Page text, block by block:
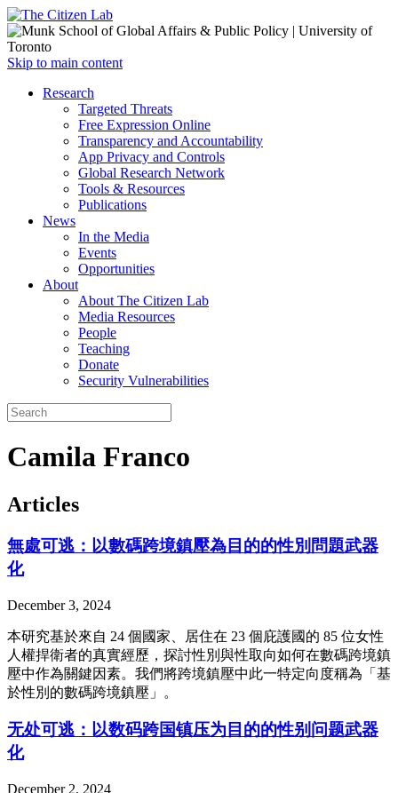
Open
menu
Skip to main content
Close
Research
Targeted Threats
Free Expression Online
Transparency and Accountability
App Privacy and Controls
Global Research Network
Tools & Resources
Publications
News
In the Media
Events
Opportunities
About
About The Citizen Lab
Media Resources
People
Teaching
Donate
Security Vulnerabilities
Camila Franco
Articles
無處可逃：以數碼跨境鎮壓為目的的性別問題武器
化
December 3, 2024
本研究基於來自 24 個國家、居住在 23 個庇護國的 85 位女性
人權捍衛者的真實經歷，探討性別與性取向如何在數碼跨境鎮
壓中作為關鍵因素。我們將跨境鎮壓中此一特定向度稱為「基
於性別的數碼跨境鎮壓」。
无处可逃：以数码跨国镇压为目的的性别问题武器
化
December 2, 2024